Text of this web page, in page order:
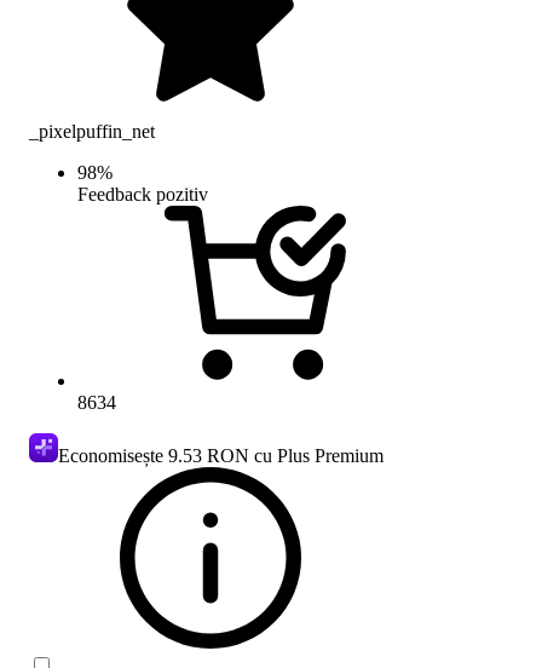
_pixelpuffin_net
98%
Feedback pozitiv
8634
Economisește 9.53 RON cu Plus Premium